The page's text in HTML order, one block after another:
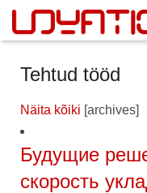
Tehtud tööd
Näita kõiki [archives]
Будущие
скорость